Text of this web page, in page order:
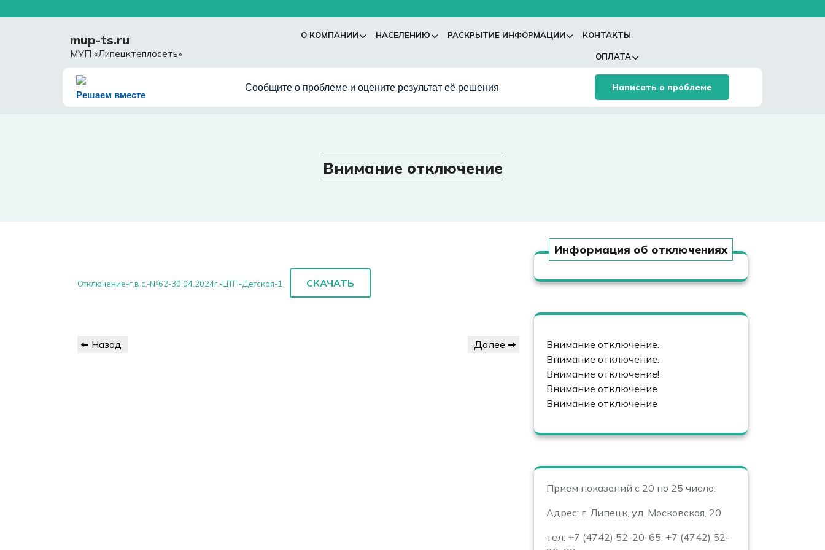
mup-ts.ru
МУП «Липецктеплосеть»
О КОМПАНИИ НАСЕЛЕНИЮ РАСКРЫТИЕ ИНФОРМАЦИИ КОНТАКТЫ
ОПЛАТА
Решаем вместе
Сообщите о проблеме и оцените результат её решения Написать о проблеме
Внимание отключение
Отключение-г.в.с.-№62-30.04.2024г.-ЦТП-Детская-1 СКАЧАТЬ
Навигация
по
Предыдущая
Назад
Следующая
Далее
Информация об отключениях
Внимание отключение.
Внимание отключение.
Внимание отключение!
Внимание отключение
Внимание отключение
Прием показаний с 20 по 25 число.
Адрес: г. Липецк, ул. Московская, 20
тел: +7 (4742) 52-20-65, +7 (4742) 52-